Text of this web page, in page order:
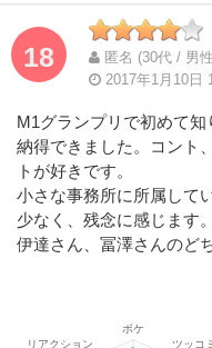
18
匿名 (30代 / 男
2017年1月10日
M1グランプリで初めて
納得できました。コント
トが好きです。
小さな事務所に所属して
少なく、残念に感じます。
伊達さん、冨澤さんのど